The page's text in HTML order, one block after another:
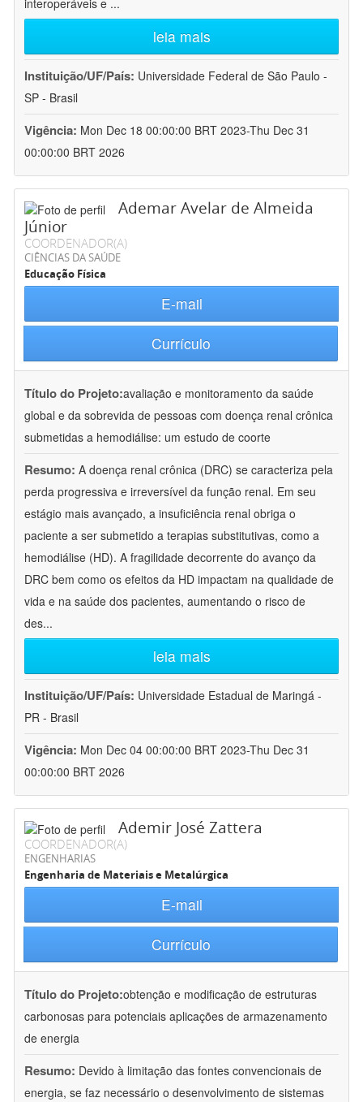
interoperáveis e ...
leia mais
Instituição/UF/País: Universidade Federal de São Paulo -
SP - Brasil
Vigência: Mon Dec 18 00:00:00 BRT 2023-Thu Dec 31
00:00:00 BRT 2026
Ademar Avelar de Almeida
Júnior
COORDENADOR(A)
CIÊNCIAS DA SAÚDE
Educação Física
E-mail
Currículo
Título do Projeto:avaliação e monitoramento da saúde
global e da sobrevida de pessoas com doença renal crônica
submetidas a hemodiálise: um estudo de coorte
Resumo: A doença renal crônica (DRC) se caracteriza pela
perda progressiva e irreversível da função renal. Em seu
estágio mais avançado, a insuficiência renal obriga o
paciente a ser submetido a terapias substitutivas, como a
hemodiálise (HD). A fragilidade decorrente do avanço da
DRC bem como os efeitos da HD impactam na qualidade de
vida e na saúde dos pacientes, aumentando o risco de
des...
leia mais
Instituição/UF/País: Universidade Estadual de Maringá -
PR - Brasil
Vigência: Mon Dec 04 00:00:00 BRT 2023-Thu Dec 31
00:00:00 BRT 2026
Ademir José Zattera
COORDENADOR(A)
ENGENHARIAS
Engenharia de Materiais e Metalúrgica
E-mail
Currículo
Título do Projeto:obtenção e modificação de estruturas
carbonosas para potenciais aplicações de armazenamento
de energia
Resumo: Devido à limitação das fontes convencionais de
energia, se faz necessário o desenvolvimento de sistemas